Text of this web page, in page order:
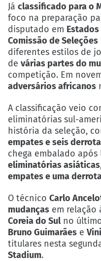
Já classificado para o
foco na preparação
disputado em
Comissão de Seleções
diferentes estilos de
de várias partes do
competição. Em
adversários africanos
A classificação veio
eliminatórias sul-
história da seleção,
empates e seis
chega embalado após
eliminatórias asiáticas
empates e uma
O técnico Carlo
mudanças em relação
Coreia do Sulno
Bruno Guimarães e
titulares nesta
Stadium.